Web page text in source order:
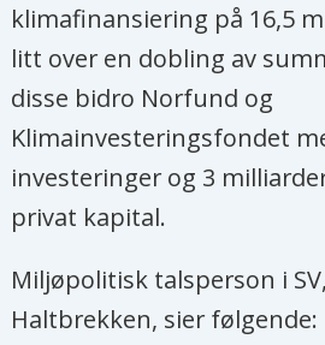
klimafinansiering på 16,5
litt over en dobling av
disse bidro Norfund og
Klimainvesteringsfondet
investeringer og 3
privat kapital.
Miljøpolitisk talsperson i
Haltbrekken, sier følgende: